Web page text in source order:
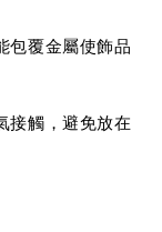
包覆金屬使飾品
接觸，避免放在